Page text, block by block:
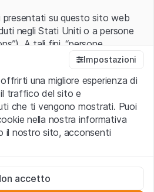
su questo sito web
negli Stati Uniti o a persone
A tali fini, “persone
nel significato ad esse ascritto
residenti negli Stati Uniti
azioni e le altre forme societarie
informazioni legali
(di seguito, il “Sito”) si dichiara
le condizioni di utilizzo ivi rese
Impostazioni
una migliore esperienza di
traffico del sito e
che ti vengono mostrati. Puoi
nella nostra informativa
il nostro sito, acconsenti
per il funzionamento del sito
accetto